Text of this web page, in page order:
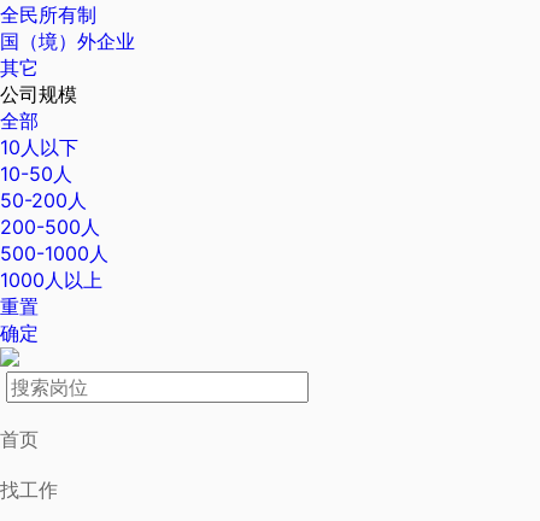
全民所有制
国（境）外企业
其它
公司规模
全部
10人以下
10-50人
50-200人
200-500人
500-1000人
1000人以上
重置
确定
首页
找工作